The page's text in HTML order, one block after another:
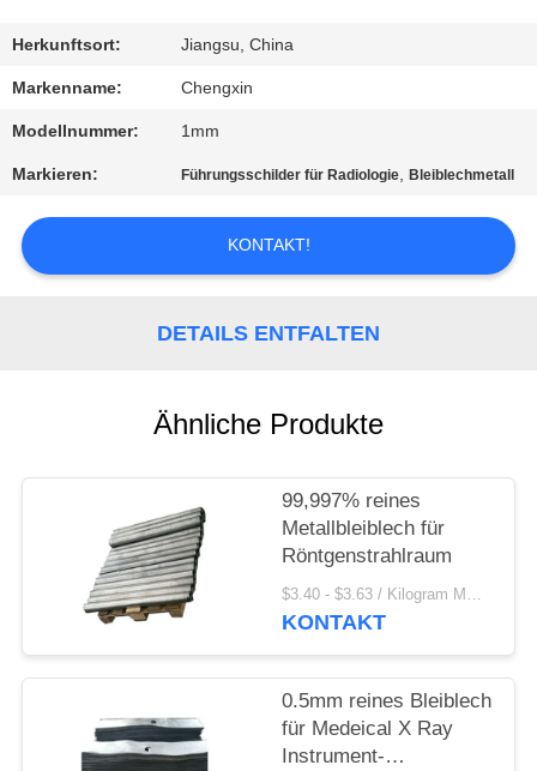
TRETEN
SIE
MIT
UNS
VERBINDUNG
NACHRICHTEN
SITEMAP
PRIVACY
POLICY
Herkunftsort: Jiangsu, China
Markenname: Chengxin
Modellnummer: 1mm
Markieren: Führungsschilder für Radiologie,Bleiblechmetall
KONTAKT!
DETAILS ENTFALTEN
Ähnliche Produkte
99,997% reines
Metallbleiblech für
Röntgenstrahlraum
$3.40 - $3.63 / Kilogram MOQ:10 Kilogramm/Kilogramm
KONTAKT
0.5mm reines Bleiblech
für Medeical X Ray
Instrument-